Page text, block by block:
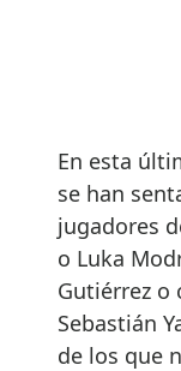
En esta
se han
jugadores
o Luka
Gutiérrez o
Sebastián
de los que